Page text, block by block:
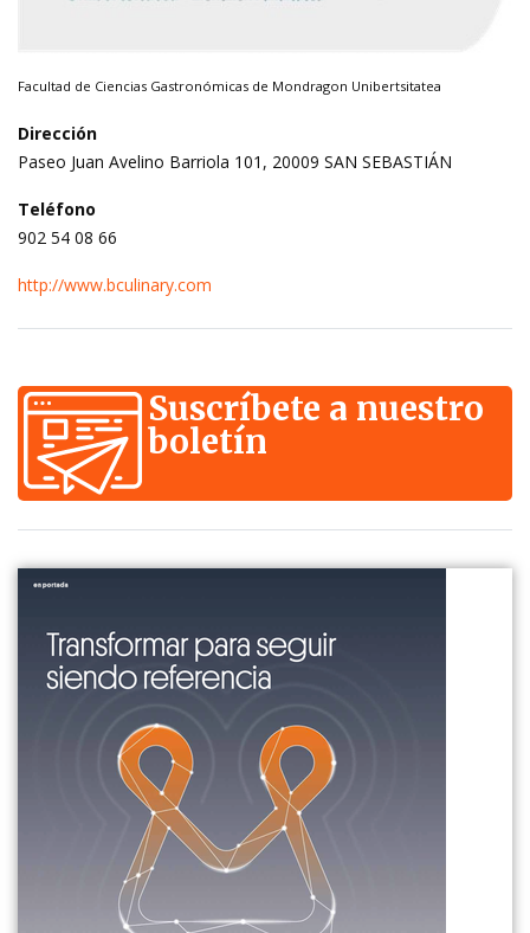
Facultad de Ciencias Gastronómicas de Mondragon Unibertsitatea
Dirección
Paseo Juan Avelino Barriola 101, 20009 SAN SEBASTIÁN
Teléfono
902 54 08 66
http://www.bculinary.com
Suscríbete a nuestro
boletín